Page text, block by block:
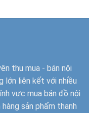
thu mua - bán nội
lớn liên kết với nhiều
vực mua bán đồ nội
sản phẩm thanh